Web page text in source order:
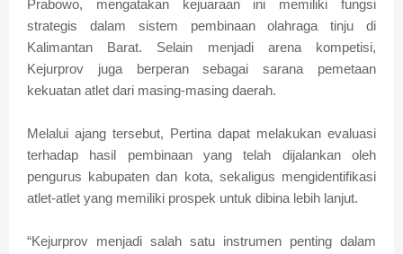
Prabowo, mengatakan kejuaraan ini memiliki fungsi
strategis dalam sistem pembinaan olahraga tinju di
Kalimantan Barat. Selain menjadi arena kompetisi,
Kejurprov juga berperan sebagai sarana pemetaan
kekuatan atlet dari masing-masing daerah.
Melalui ajang tersebut, Pertina dapat melakukan evaluasi
terhadap hasil pembinaan yang telah dijalankan oleh
pengurus kabupaten dan kota, sekaligus mengidentifikasi
atlet-atlet yang memiliki prospek untuk dibina lebih lanjut.
“Kejurprov menjadi salah satu instrumen penting dalam